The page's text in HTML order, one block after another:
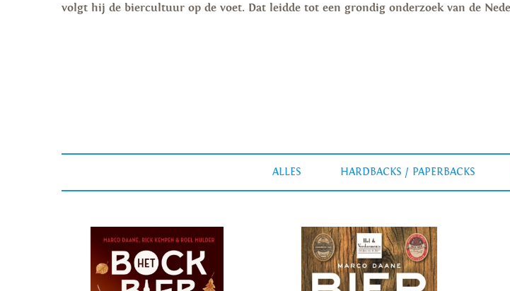
volgt hij de biercultuur op de voet. Dat leidde tot een grondig onderzoek van de
ALLES HARDBACKS / PAPERBACKS